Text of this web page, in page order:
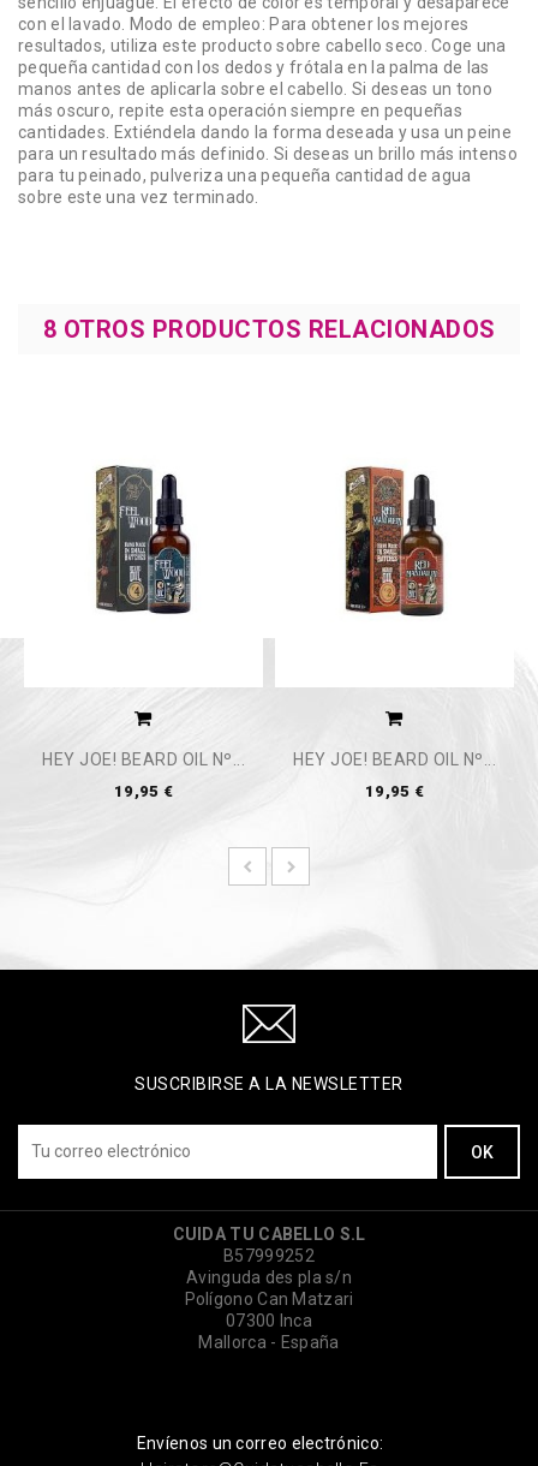
con el lavado. Modo de empleo: Para obtener los mejores
resultados, utiliza este producto sobre cabello seco. Coge una
pequeña cantidad con los dedos y frótala en la palma de las
manos antes de aplicarla sobre el cabello. Si deseas un tono
más oscuro, repite esta operación siempre en pequeñas
cantidades. Extiéndela dando la forma deseada y usa un peine
para un resultado más definido. Si deseas un brillo más intenso
para tu peinado, pulveriza una pequeña cantidad de agua
sobre este una vez terminado.
8 OTROS PRODUCTOS RELACIONADOS
HEY JOE! BEARD OIL Nº...
19,95 €
HEY JOE! BEARD OIL Nº...
19,95 €
SUSCRIBIRSE A LA NEWSLETTER
CUIDA TU CABELLO S.L
B57999252
Avinguda des pla s/n
Polígono Can Matzari
07300 Inca
Mallorca - España
Envíenos un correo electrónico: